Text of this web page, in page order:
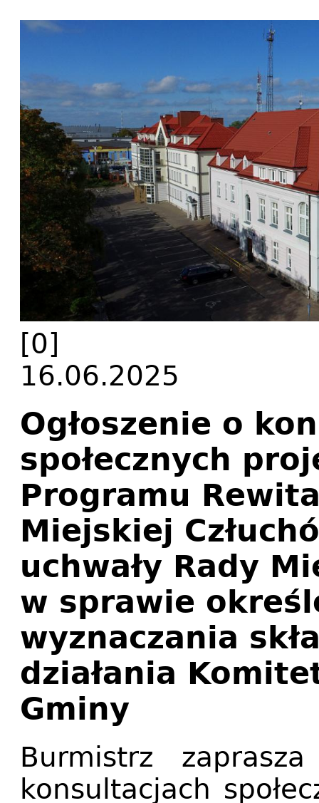
[0]
16.06.2025
Ogłoszenie o
społecznych
Programu
Miejskiej
uchwały Rady
w sprawie
wyznaczania
działania
Gminy
Burmistrz
konsultacjach